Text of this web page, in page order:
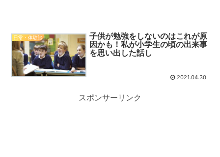
日常・体験談
子供が勉強をしないのはこれが原
因かも！私が小学生の頃の出来事
を思い出した話し
2021.04.30
スポンサーリンク